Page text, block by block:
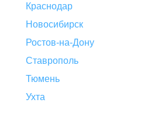
Краснодар
Новосибирск
Ростов-на-Дону
Ставрополь
Тюмень
Ухта